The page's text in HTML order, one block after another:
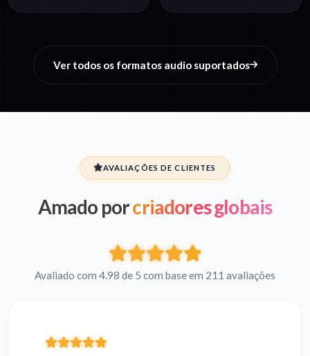
Ver todos os formatos audio suportados
AVALIAÇÕES DE CLIENTES
Amado porcriadores globais
Avaliado com 4.98 de 5 com base em 211 avaliações